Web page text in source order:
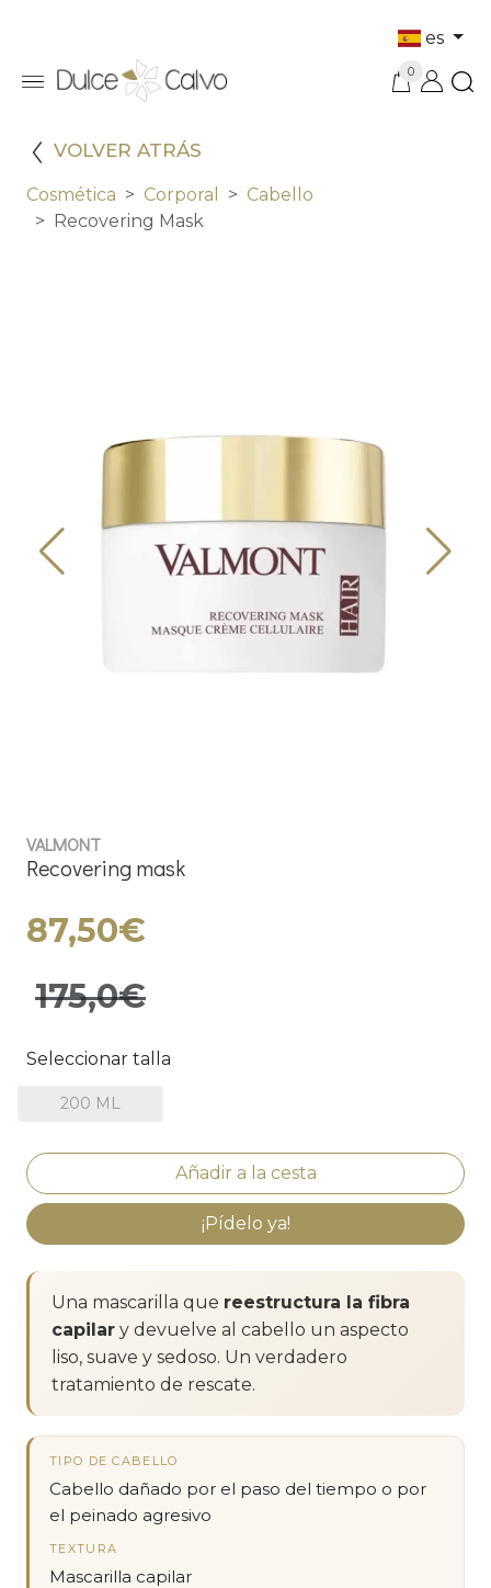
es
0
VOLVER ATRÁS
Cosmética Corporal
Cabello
Recovering Mask
VALMONT
Recovering mask
87,50€
175,0€
Seleccionar talla
200 ML
¡Pídelo ya!
Una mascarilla que reestructura la fibra
capilar y devuelve al cabello un aspecto
liso, suave y sedoso. Un verdadero
tratamiento de rescate.
TIPO DE CABELLO
Cabello dañado por el paso del tiempo o por
el peinado agresivo
TEXTURA
Mascarilla capilar